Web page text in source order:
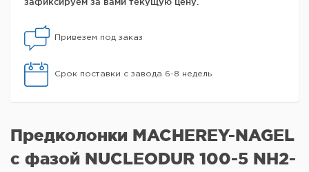
Привезем под заказ
Срок поставки с завода 6-8 недель
Предколонки MACHEREY-NAGEL
с фазой NUCLEODUR 100-5 NH2-